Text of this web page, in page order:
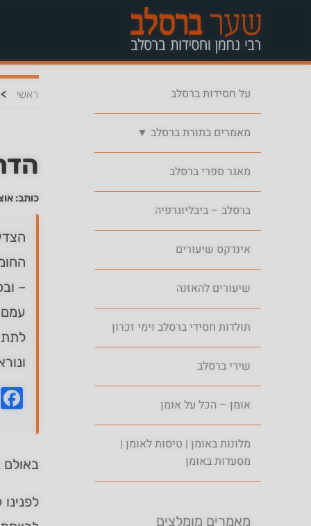
על חסידות ברסלב
מאמרים בתורת ברסלב ▼
מאגר ספרי ברסלב
ברסלב – ביבליוגרפיה
אינדקס שיעורים
שיעורים להאזנה
תולדות חסידי ברסלב וימי זכרון
שירי ברסלב
אומן – הכל על אומן
מלונות באומן | טיסות לאומן |
מסעדות באומן
מאמרים מומלצים
ראשי >
כותב:
–
לתת